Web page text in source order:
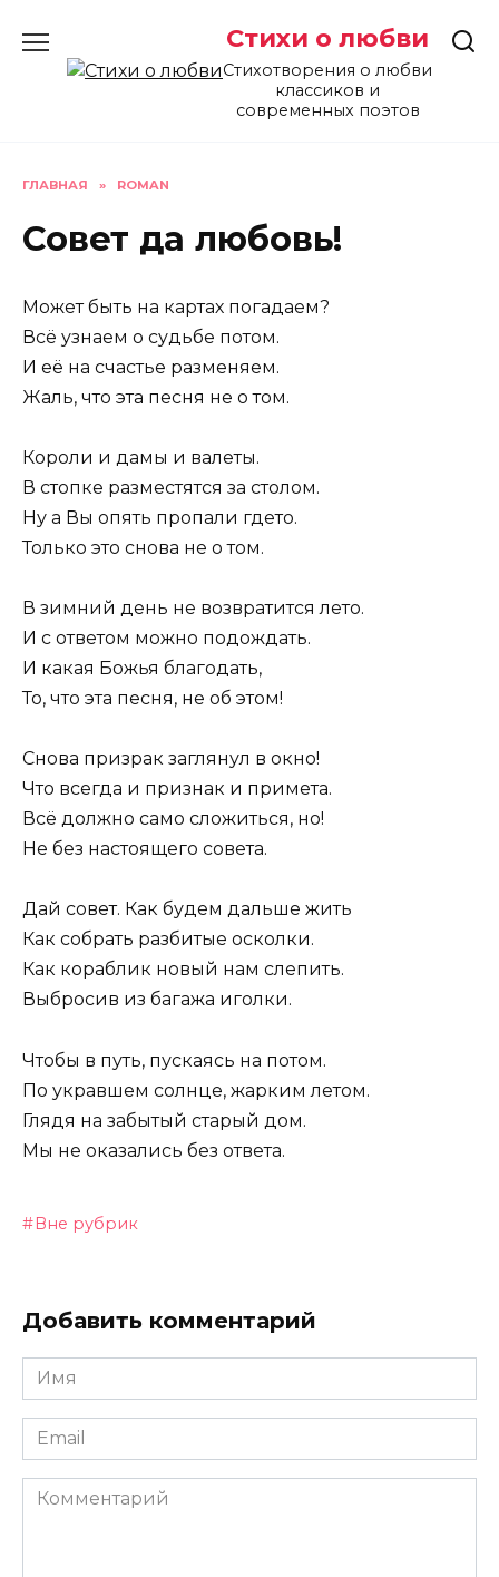
содержанию
Стихи о любви
Стихотворения о любви
классиков и
современных поэтов
ГЛАВНАЯ » ROMAN
Совет да любовь!
Может быть на картах погадаем?
Всё узнаем о судьбе потом.
И её на счастье разменяем.
Жаль, что эта песня не о том.
Короли и дамы и валеты.
В стопке разместятся за столом.
Ну а Вы опять пропали гдето.
Только это снова не о том.
В зимний день не возвратится лето.
И с ответом можно подождать.
И какая Божья благодать,
То, что эта песня, не об этом!
Снова призрак заглянул в окно!
Что всегда и признак и примета.
Всё должно само сложиться, но!
Не без настоящего совета.
Дай совет. Как будем дальше жить
Как собрать разбитые осколки.
Как кораблик новый нам слепить.
Выбросив из багажа иголки.
Чтобы в путь, пускаясь на потом.
По укравшем солнце, жарким летом.
Глядя на забытый старый дом.
Мы не оказались без ответа.
Вне рубрик
Добавить комментарий
Имя
Email
Комментарий